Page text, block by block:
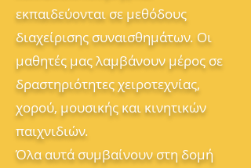
εκπαιδεύονται σε μεθόδους
διαχείρισης συναισθημάτων. Οι
μαθητές μας λαμβάνουν μέρος σε
δραστηριότητες χειροτεχνίας,
χορού, μουσικής και κινητικών
παιχνιδιών.
Όλα αυτά συμβαίνουν στη δομή